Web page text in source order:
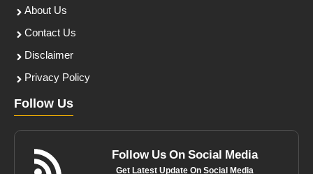
About Us
Contact Us
Disclaimer
Privacy Policy
Follow Us
Follow Us On Social Media
Get Latest Update On Social Media